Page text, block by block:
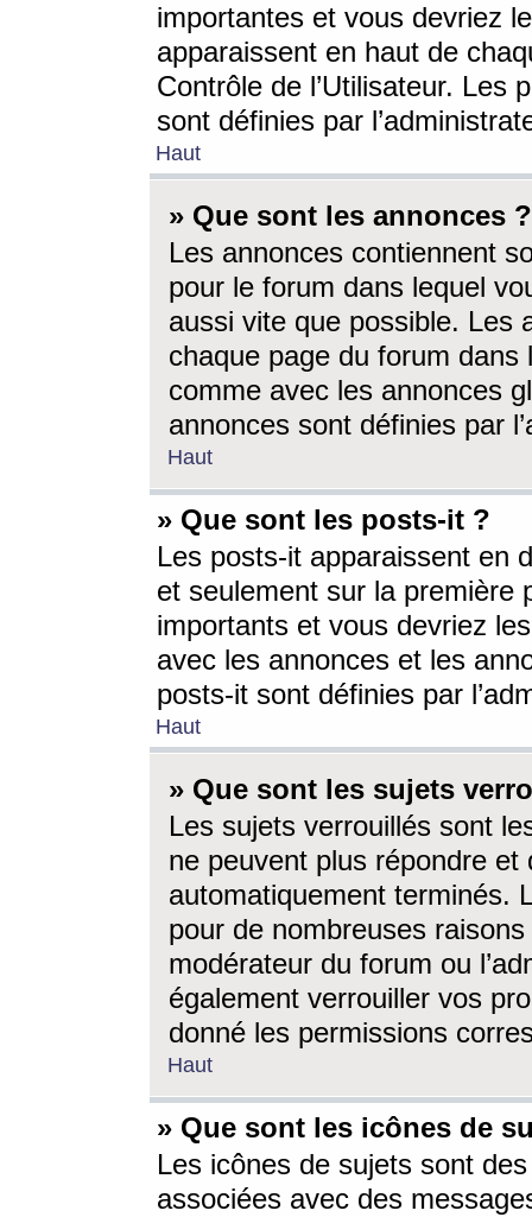
importantes et vous devriez
apparaissent en haut de
Contrôle de l’Utilisateur. Les
sont définies par
Haut
» Que sont les annonces ?
Les annonces contiennent
pour le forum dans lequel
aussi vite que possible. Les
chaque page du forum dans
comme avec les annonces
annonces sont définies par
Haut
» Que sont les posts-it ?
Les posts-it apparaissent en
et seulement sur la première
importants et vous devriez
avec les annonces et les
posts-it sont définies par
Haut
» Que sont les sujets
Les sujets verrouillés sont
ne peuvent plus répondre
automatiquement terminés.
pour de nombreuses
modérateur du forum ou
également verrouiller vos
donné les permissions
Haut
» Que sont les icônes de
Les icônes de sujets sont
associées avec des